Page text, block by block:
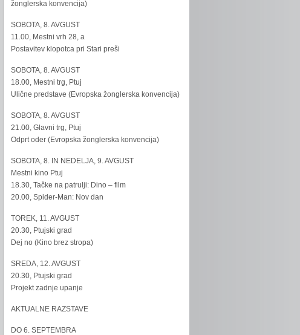
žonglerska konvencija)
SOBOTA, 8. AVGUST
11.00, Mestni vrh 28, a
Postavitev klopotca pri Stari preši
SOBOTA, 8. AVGUST
18.00, Mestni trg, Ptuj
Ulične predstave (Evropska žonglerska konvencija)
SOBOTA, 8. AVGUST
21.00, Glavni trg, Ptuj
Odprt oder (Evropska žonglerska konvencija)
SOBOTA, 8. IN NEDELJA, 9. AVGUST
Mestni kino Ptuj
18.30, Tačke na patrulji: Dino – film
20.00, Spider-Man: Nov dan
TOREK, 11. AVGUST
20.30, Ptujski grad
Dej no (Kino brez stropa)
SREDA, 12. AVGUST
20.30, Ptujski grad
Projekt zadnje upanje
AKTUALNE RAZSTAVE
DO 6. SEPTEMBRA